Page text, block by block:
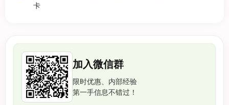
卡
加入微信群
限时优惠、内部经验
第一手信息不错过！